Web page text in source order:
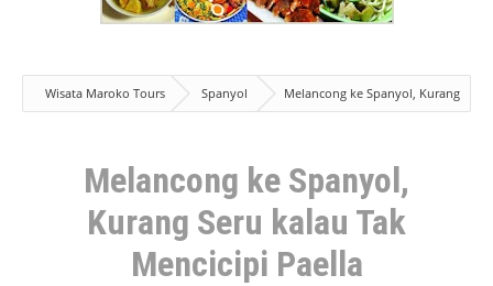
Wisata Maroko Tours Spanyol
Melancong ke Spanyol, Kurang
Seru kalau Tak Mencicipi Paella
Melancong ke Spanyol,
Kurang Seru kalau Tak
Mencicipi Paella